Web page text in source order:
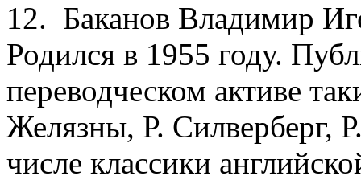
12. Баканов Владимир
Родился в 1955 году.
переводческом активе
Желязны, Р. Силверберг,
числе классики